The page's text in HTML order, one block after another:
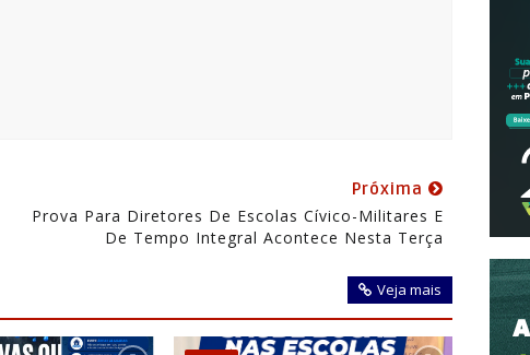
Próxima
Prova Para Diretores De Escolas Cívico-Militares E
De Tempo Integral Acontece Nesta Terça
Veja mais